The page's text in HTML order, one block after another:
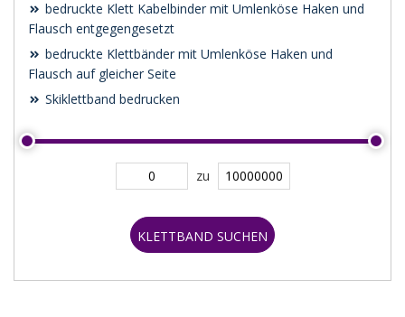
bedruckte Klett Kabelbinder mit Umlenköse Haken und
Flausch entgegengesetzt
bedruckte Klettbänder mit Umlenköse Haken und
Flausch auf gleicher Seite
Skiklettband bedrucken
zu
KLETTBAND SUCHEN